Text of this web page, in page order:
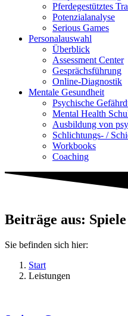
Pferdegestütztes
Potenzialanalyse
Serious Games
Personalauswahl
Überblick
Assessment Center
Gesprächsführung
Online-Diagnostik
Mentale Gesundheit
Psychische
Mental Health
Ausbildung von
Schlichtungs- /
Workbooks
Coaching
Beiträge aus: Spiele
Sie befinden sich hier:
Start
Leistungen